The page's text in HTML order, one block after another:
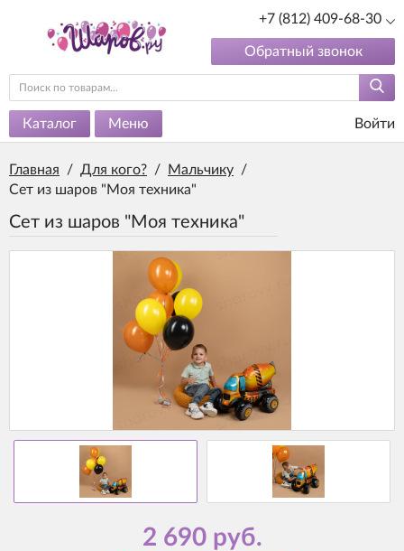
+7 (812) 409-68-30
Обратный звонок
Каталог Меню Войти
Главная / Для кого? / Мальчику /
Сет из шаров "Моя техника"
Сет из шаров "Моя техника"
2 690 руб.